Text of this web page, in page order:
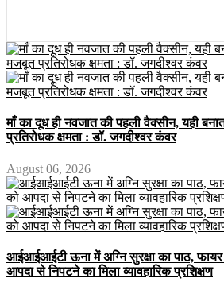
माँ का दूध ही नवजात की पहली वैक्सीन, यही
प्रतिरोधक क्षमता : डॉ. जगदीश्वर कंवर
August 06, 2026
आईआईआईटी ऊना में अग्नि सुरक्षा का पाठ, फायर
आपदा से निपटने का मिला व्यावहारिक प्रशिक्षण